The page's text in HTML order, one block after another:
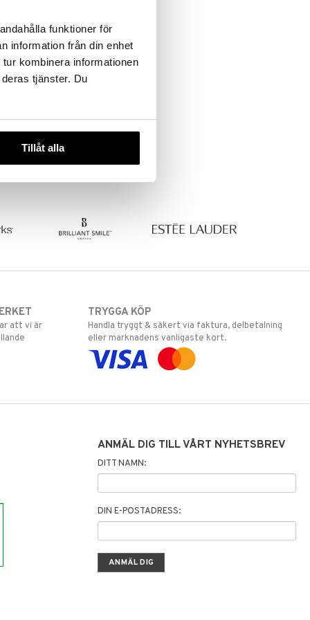
funktioner för
information från din enhet
kombinera informationen
tjänster. Du
Tillåt alla
att vi är
TRYGGA KÖP
Handla tryggt & säkert via faktura, delbetalning
eller marknadens vanligaste kort.
ANMÄL DIG TILL VÅRT NYHETSBREV
DITT NAMN:
DIN E-POSTADRESS: